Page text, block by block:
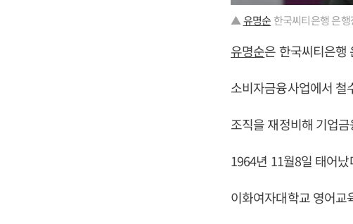
▲유명순 한국씨티은행 은행
유명순은 한국씨티은행
소비자금융사업에서 철
조직을 재정비해 기업
1964년 11월8일 태어났
이화여자대학교 영어교